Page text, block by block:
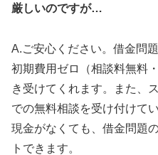
厳しいのですが…
A.ご安心ください。借金問
初期費用ゼロ（相談料無料
き受けてくれます。また、
での無料相談を受け付けて
現金がなくても、借金問題
トできます。